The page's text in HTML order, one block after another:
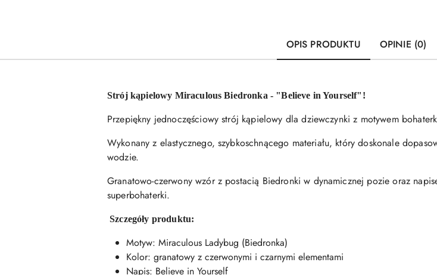
OPIS PRODUKTU OPINIE (0)
Strój kąpielowy Miraculous Biedronka - "Believe in Yourself"!
Przepiękny jednoczęściowy strój kąpielowy dla dziewczynki z motywem
Wykonany z elastycznego, szybkoschnącego materiału, który doskonale
wodzie.
Granatowo-czerwony wzór z postacią Biedronki w dynamicznej pozie oraz
superbohaterki.
Szczegóły produktu:
Motyw: Miraculous Ladybug (Biedronka)
Kolor: granatowy z czerwonymi i czarnymi elementami
Napis: Believe in Yourself